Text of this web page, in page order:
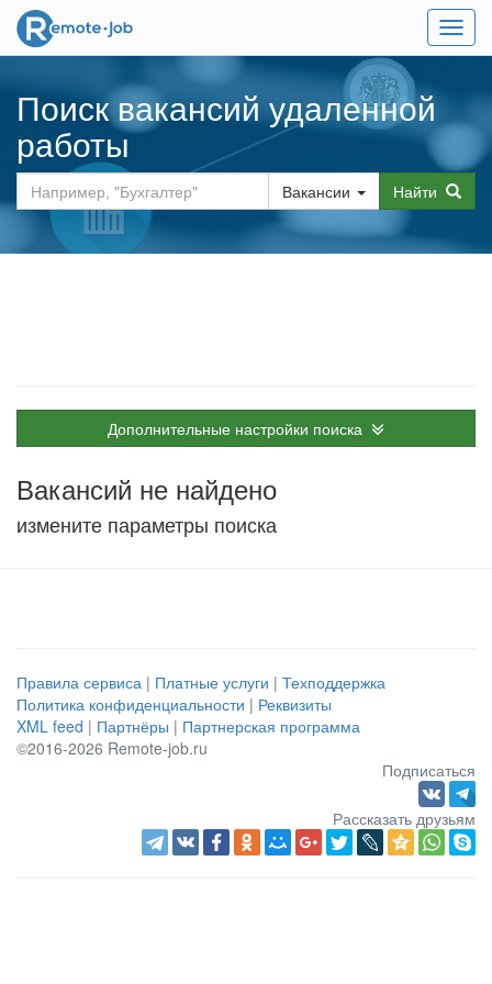
Меню
Поиск вакансий удаленной
работы
Вакансии Найти
Дополнительные настройки поиска
Вакансий не найдено
измените параметры поиска
Правила сервиса | Платные услуги | Техподдержка
Политика конфиденциальности | Реквизиты
XML feed | Партнёры | Партнерская программа
©2016-2026 Remote-job.ru
Подписаться
Рассказать друзьям